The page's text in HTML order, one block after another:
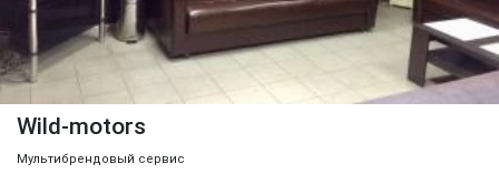
Wild-motors
Мультибрендовый сервис